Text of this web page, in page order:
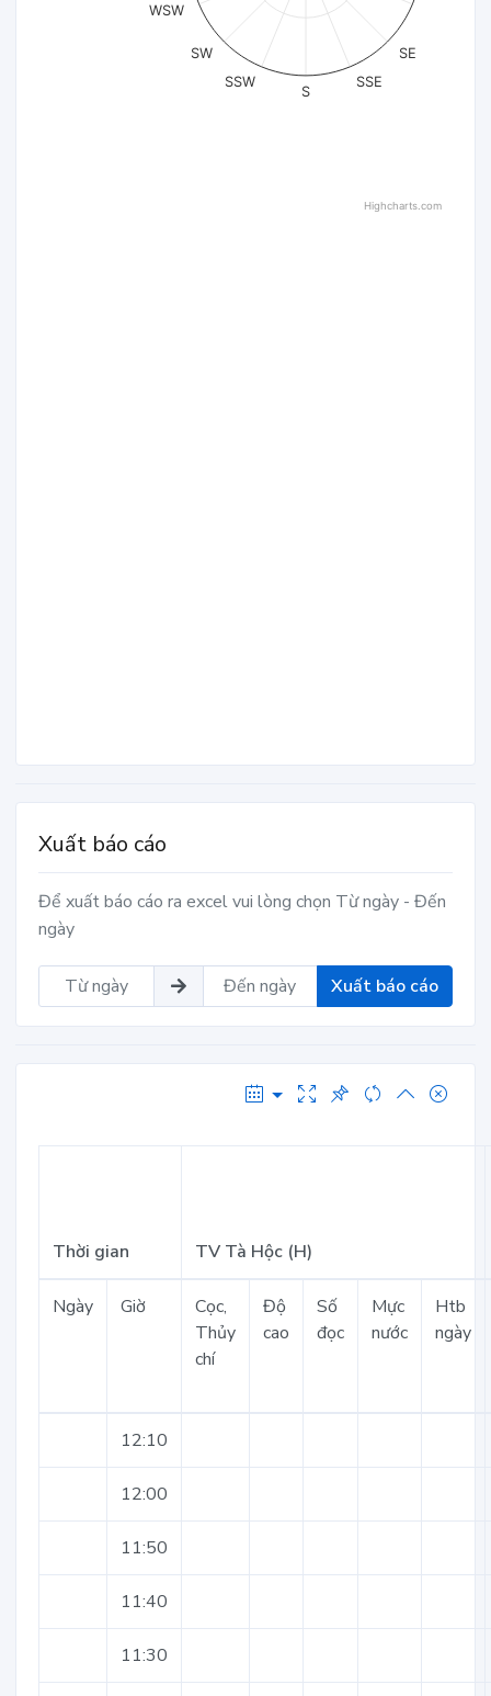
SE
SSE
S
SSW
SW
WSW
Highcharts.com
Xuất báo cáo
Để xuất báo cáo ra excel vui lòng chọn Từ ngày - Đến
ngày
Xuất báo cáo
Thời gian TV Tà Hộc (H)
Ngày Giờ
Cọc,
Thủy
chí
Độ
cao
Số
đọc
Mực
nước
Htb
ngày
12:10
12:00
11:50
11:40
11:30